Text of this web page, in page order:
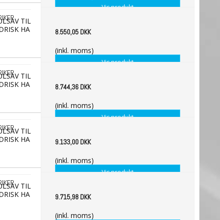
TIL
HA
Vis produkt
TIL
HA
8.550,05 DKK
(inkl. moms)
Vis produkt
TIL
HA
8.744,36 DKK
(inkl. moms)
Vis produkt
TIL
HA
9.133,00 DKK
(inkl. moms)
Vis produkt
9.715,98 DKK
(inkl. moms)